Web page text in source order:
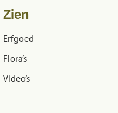
Zien
Erfgoed
Flora’s
Video’s